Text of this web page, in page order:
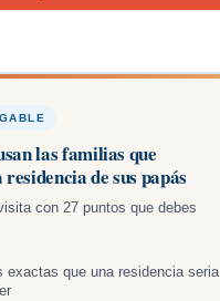
las familias que
de sus papás
con 27 puntos que debes
exactas que una residencia seria